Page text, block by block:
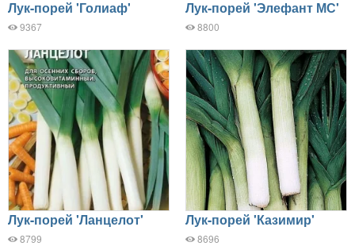
Лук-порей 'Голиаф'
9367
Лук-порей 'Элефант МС'
8800
Лук-порей 'Ланцелот'
8799
Лук-порей 'Казимир'
8696